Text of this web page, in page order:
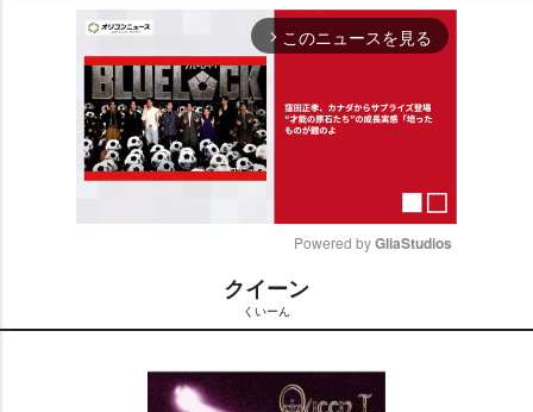
arrow_forward_ios このニュースを見る
t
Powered by GliaStudios
クイーン
くいーん